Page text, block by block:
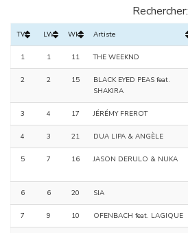
Rechercher:
TW LW Wks Artiste
1 1 11 THE WEEKND
2 2 15
BLACK EYED PEAS feat.
SHAKIRA
3 4 17 JÉRÉMY FREROT
4 3 21 DUA LIPA & ANGÈLE
5 7 16 JASON DERULO & NUKA
6 6 20 SIA
7 9 10 OFENBACH feat. LAGIQUE